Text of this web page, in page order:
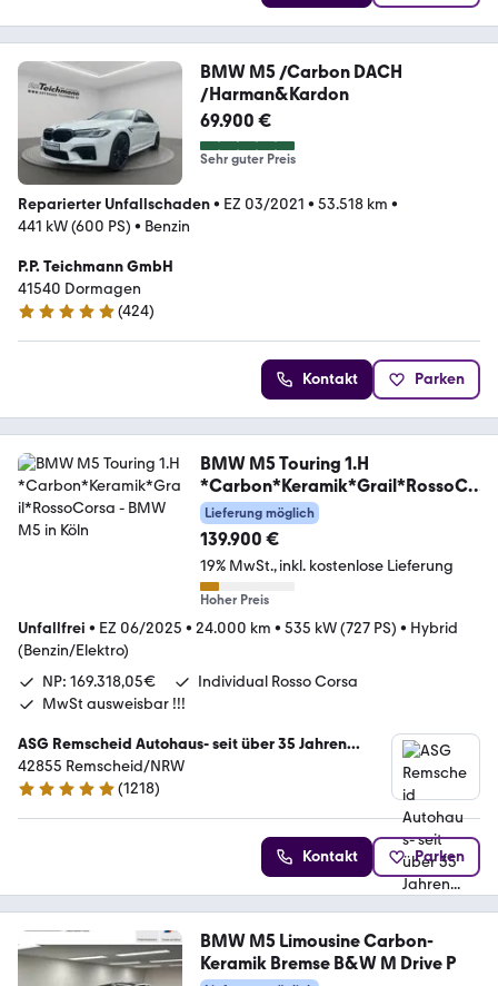
BMW M5 /Carbon DACH
/Harman&Kardon
69.900 €
Sehr guter Preis
Reparierter Unfallschaden• EZ 03/2021 • 53.518 km •
441 kW (600 PS) • Benzin
P.P. Teichmann GmbH
41540 Dormagen
4.9 Sterne
(424)
Kontakt Parken
BMW M5 Touring 1.H
*Carbon*Keramik*Grail*RossoCo
rsa
Lieferung möglich
139.900 €
19% MwSt. inkl. kostenlose Lieferung
Hoher Preis
Unfallfrei • EZ 06/2025 • 24.000 km • 535 kW (727 PS) • Hybrid
(Benzin/Elektro)
NP: 169.318,05€
Individual Rosso Corsa
MwSt ausweisbar !!!
ASG Remscheid Autohaus- seit über 35 Jahren...
42855 Remscheid/NRW
4.8 Sterne
(1218)
Kontakt Parken
BMW M5 Limousine Carbon-
Keramik Bremse B&W M Drive P